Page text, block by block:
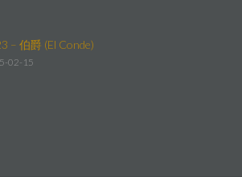
– 伯爵 (El Conde)
02-15